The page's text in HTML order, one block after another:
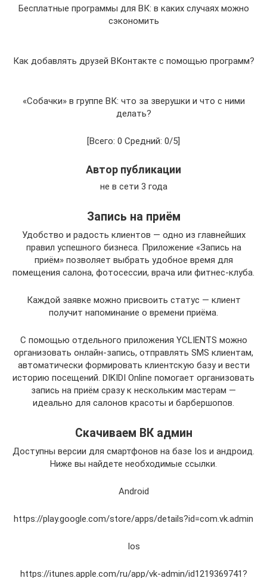
Бесплатные программы для ВК: в каких случаях можно
сэкономить
Как добавлять друзей ВКонтакте с помощью программ?
«Собачки» в группе ВК: что за зверушки и что с ними
делать?
[Всего: 0 Средний: 0/5]
Автор публикации
не в сети 3 года
Запись на приём
Удобство и радость клиентов — одно из главнейших
правил успешного бизнеса. Приложение «Запись на
приём» позволяет выбрать удобное время для
помещения салона, фотосессии, врача или фитнес-клуба.
Каждой заявке можно присвоить статус — клиент
получит напоминание о времени приёма.
С помощью отдельного приложения YCLIENTS можно
организовать онлайн-запись, отправлять SMS клиентам,
автоматически формировать клиентскую базу и вести
историю посещений. DIKIDI Online помогает организовать
запись на приём сразу к нескольким мастерам —
идеально для салонов красоты и барбершопов.
Скачиваем ВК админ
Доступны версии для смартфонов на базе Ios и андроид.
Ниже вы найдете необходимые ссылки.
Android
https://play.google.com/store/apps/details?id=com.vk.admin
Ios
https://itunes.apple.com/ru/app/vk-admin/id1219369741?